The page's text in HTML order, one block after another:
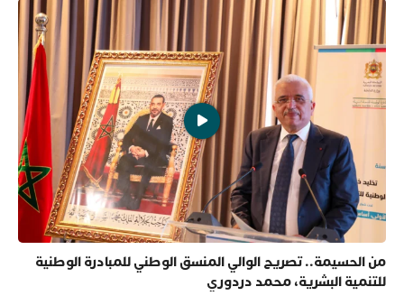
من الحسيمة.. تصريح الوالي المنسق الوطني للمبادرة الوطنية
للتنمية البشرية، محمد دردوري